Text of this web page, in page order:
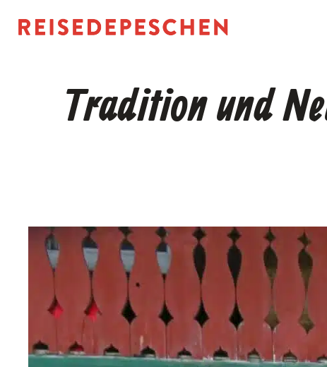
Inhalt
Tradition und